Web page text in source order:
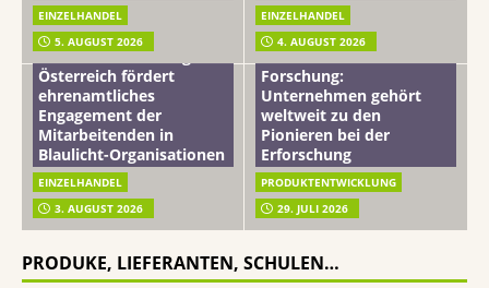
EINZELHANDEL
5. AUGUST 2026
EINZELHANDEL
4. AUGUST 2026
mehr vom leben tag: dm
Österreich fördert
ehrenamtliches
Engagement der
Mitarbeitenden in
Blaulicht-Organisationen
EINZELHANDEL
3. AUGUST 2026
Beiersdorf
Hautmikrobiom-
Forschung:
Unternehmen gehört
weltweit zu den
Pionieren bei der
Erforschung
PRODUKTENTWICKLUNG
29. JULI 2026
PRODUKE, LIEFERANTEN, SCHULEN…